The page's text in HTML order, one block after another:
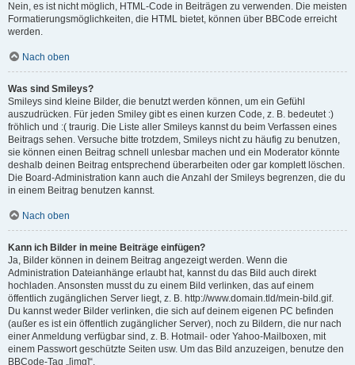
Nein, es ist nicht möglich, HTML-Code in Beiträgen zu verwenden. Die meisten
Formatierungsmöglichkeiten, die HTML bietet, können über BBCode erreicht
werden.
Nach oben
Was sind Smileys?
Smileys sind kleine Bilder, die benutzt werden können, um ein Gefühl
auszudrücken. Für jeden Smiley gibt es einen kurzen Code, z. B. bedeutet :)
fröhlich und :( traurig. Die Liste aller Smileys kannst du beim Verfassen eines
Beitrags sehen. Versuche bitte trotzdem, Smileys nicht zu häufig zu benutzen,
sie können einen Beitrag schnell unlesbar machen und ein Moderator könnte
deshalb deinen Beitrag entsprechend überarbeiten oder gar komplett löschen.
Die Board-Administration kann auch die Anzahl der Smileys begrenzen, die du
in einem Beitrag benutzen kannst.
Nach oben
Kann ich Bilder in meine Beiträge einfügen?
Ja, Bilder können in deinem Beitrag angezeigt werden. Wenn die
Administration Dateianhänge erlaubt hat, kannst du das Bild auch direkt
hochladen. Ansonsten musst du zu einem Bild verlinken, das auf einem
öffentlich zugänglichen Server liegt, z. B. http://www.domain.tld/mein-bild.gif.
Du kannst weder Bilder verlinken, die sich auf deinem eigenen PC befinden
(außer es ist ein öffentlich zugänglicher Server), noch zu Bildern, die nur nach
einer Anmeldung verfügbar sind, z. B. Hotmail- oder Yahoo-Mailboxen, mit
einem Passwort geschützte Seiten usw. Um das Bild anzuzeigen, benutze den
BBCode-Tag „[img]“.